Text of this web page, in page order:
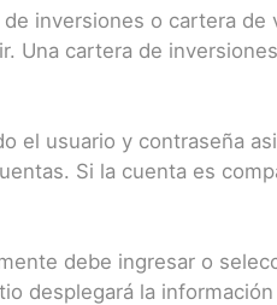
inversiones o cartera
Una cartera de
el usuario y contraseña
Si la cuenta es
debe ingresar o
desplegará la